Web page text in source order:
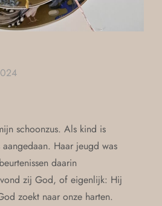
schoonzus. Als kind is
aangedaan. Haar jeugd was
daarin
vond zij God, of eigenlijk: Hij
zoekt naar onze harten.